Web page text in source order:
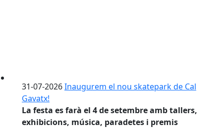
31-07-2026Inaugurem el nou skatepark de Cal
Gavatx!
La festa es farà el 4 de setembre amb tallers,
exhibicions, música, paradetes i premis